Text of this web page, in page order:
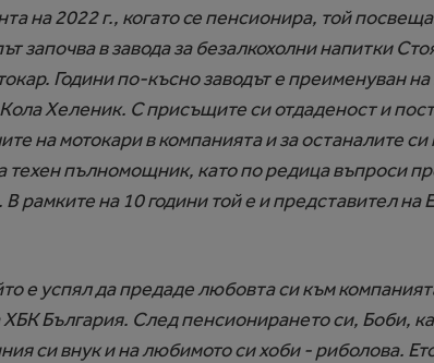
на 2022 г., когато се пенсионира, той
започва в завода за безалкохолни напитки
Години по-късно заводът е преименуван
Хеленик. С присъщите си отдаденост и
на мотокари в компанията и за останалите
техен пълномощник, като по редица въпроси
рамките на 10 години той е и представител на
е успял да предаде любовта си към
България. След пенсионирането си, Боби,
си внук и на любимото си хоби - риболова.